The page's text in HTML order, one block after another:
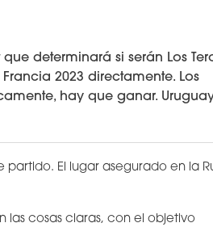
determinará si serán Los
2023 directamente. Los
hay que ganar.
partido. El lugar asegurado en la
las cosas claras, con el objetivo